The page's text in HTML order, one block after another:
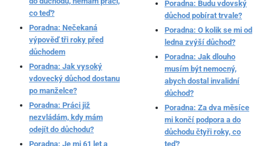
co teď?
Poradna: Nečekaná
výpověď tři roky před
důchodem
Poradna: Jak vysoký
vdovecký důchod dostanu
po manželce?
Poradna: Práci již
nezvládám, kdy mám
odejít do důchodu?
Poradna: Je mi 61 let a
Poradna: Budu vdovský
důchod pobírat trvale?
Poradna: O kolik se mi od
ledna zvýší důchod?
Poradna: Jak dlouho
musím být nemocný,
abych dostal invalidní
důchod?
Poradna: Za dva měsíce
mi končí podpora a do
důchodu čtyři roky, co
teď?